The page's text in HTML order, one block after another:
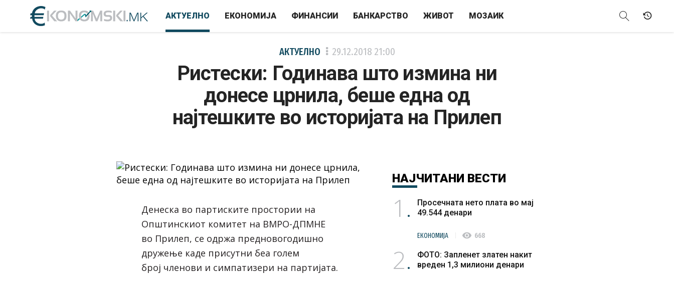
АКТУЕЛНО ЕКОНОМИЈА ФИНАНСИИ БАНКАРСТВО ЖИВОТ МОЗАИК
АКТУЕЛНО 29.12.2018 21:00
Ристески: Годинава што измина ни
донесе црнила, беше една од
најтешките во историјата на Прилеп
Денеска во партиските простории на
Општинскиот комитет на ВМРО-ДПМНЕ
во Прилеп, се одржа предновогодишно
дружење каде присутни беа голем
број членови и симпатизери на партијата.
НАЈЧИТАНИ ВЕСТИ
1
Просечната нето плата во мај
49.544 денари
ЕКОНОМИЈА visibility 668
2
ФОТО: Запленет златен накит
вреден 1,3 милиони денари